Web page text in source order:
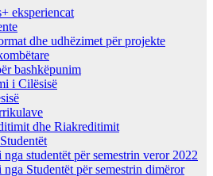
eksperiencat
dhe udhëzimet për projekte
bashkëpunim
i Cilësisë
dhe Riakreditimit
studentët për semestrin veror 2022
Studentët për semestrin dimëror